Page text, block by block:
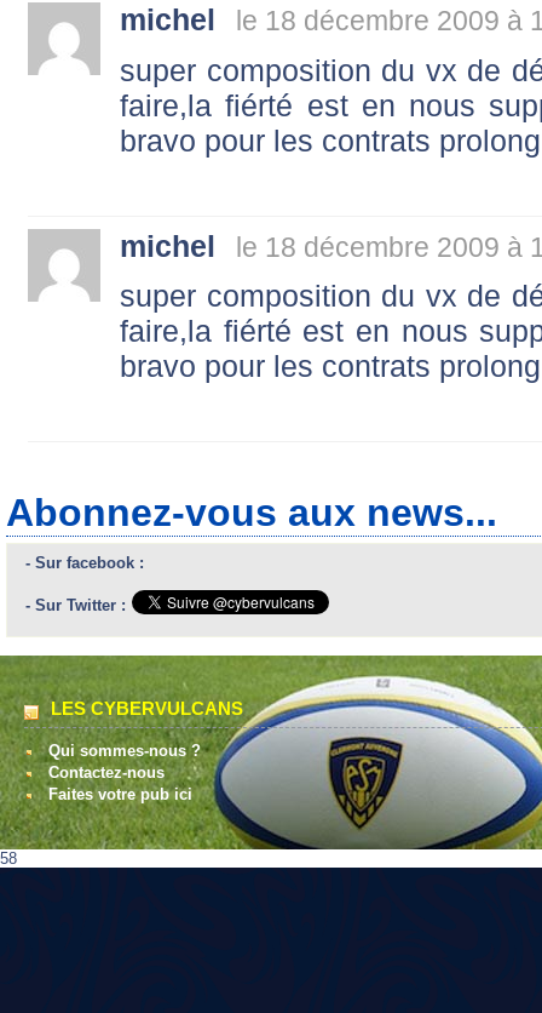
michel le 18 décembre 2009 à
super composition du vx de
faire,la fiérté est en nous
bravo pour les contrats
michel le 18 décembre 2009 à
super composition du vx de
faire,la fiérté est en nous
bravo pour les contrats
Abonnez-vous aux news...
- Sur facebook :
- Sur Twitter :
LES CYBERVULCANS
Qui sommes-nous ?
Contactez-nous
Faites votre pub ici
58